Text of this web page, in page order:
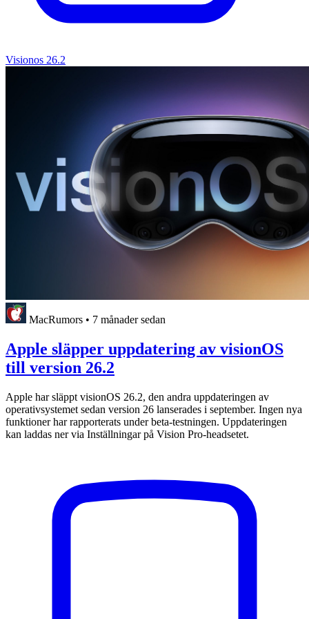
Visionos 26.2
MacRumors • 7 månader sedan
Apple släpper uppdatering av visionOS
till version 26.2
Apple har släppt visionOS 26.2, den andra uppdateringen av
operativsystemet sedan version 26 lanserades i september. Ingen nya
funktioner har rapporterats under beta-testningen. Uppdateringen
kan laddas ner via Inställningar på Vision Pro-headsetet.